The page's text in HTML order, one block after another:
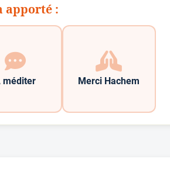
apporté :
méditer Merci Hachem